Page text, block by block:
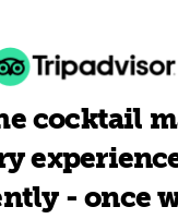
cocktail
- once